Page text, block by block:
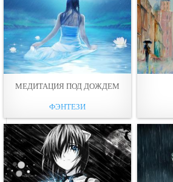
МЕДИТАЦИЯ ПОД ДОЖДЕМ
ФЭНТЕЗИ